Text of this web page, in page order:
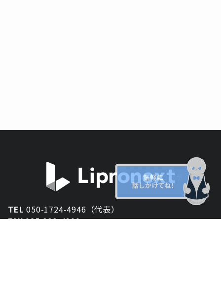
TEL050-1724-4946（代表）
FAX025-333-4900